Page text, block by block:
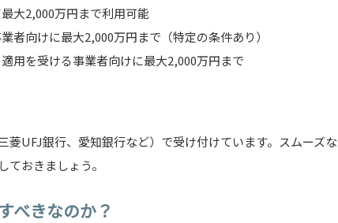
大2,000万円まで利用可能
者向けに最大2,000万円まで（特定の条件あり）
用を受ける事業者向けに最大2,000万円まで
菱UFJ銀行、愛知銀行など）で受け付けています。スムーズな
おきましょう。
べきなのか？